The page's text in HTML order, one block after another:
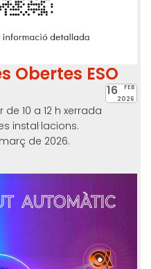
Obertes ESO
16 FEB
2026
10 a 12 h xerrada
instal·lacions.
de 2026.